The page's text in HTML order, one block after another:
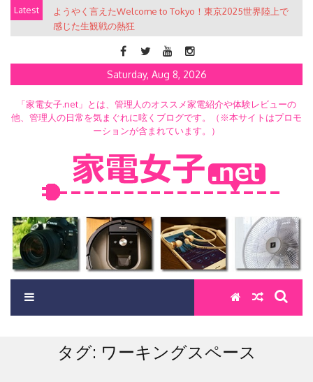
Skip
content
Latest
ようやく言えたWelcome to Tokyo！東京2025世界陸上で
感じた生観戦の熱狂
Saturday, Aug 8, 2026
「家電女子.net」とは、管理人のオススメ家電紹介や体験レビューの
他、管理人の日常を気まぐれに呟くブログです。（※本サイトはプロモ
ーションが含まれています。）
タグ: ワーキングスペース